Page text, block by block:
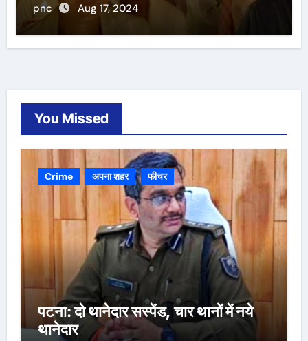
pnc Aug 17, 2024
You Missed
Crime अपना शहर फीचर
पटना: दो थानेदार सस्पेंड, चार थानों में नये
थानेदार